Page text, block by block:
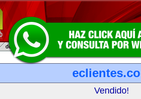
Vendido!